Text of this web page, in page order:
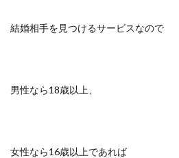
結婚相手を見つけるサービスなので
男性なら18歳以上、
女性なら16歳以上であれば